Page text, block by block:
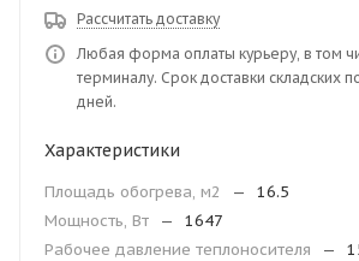
Рассчитать доставку
Любая форма оплаты курьеру, в том
терминалу. Срок доставки складских
дней.
Характеристики
Площадь обогрева, м2 —
16.5
Мощность, Вт
—
1647
Рабочее давление теплоносителя
—